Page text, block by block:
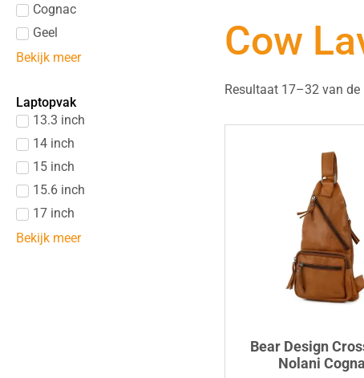
Cognac
Geel
Bekijk meer
Laptopvak
13.3 inch
14 inch
15 inch
15.6 inch
17 inch
Bekijk meer
Cow
Resultaat 17–32 van
Bear Design
Nolani